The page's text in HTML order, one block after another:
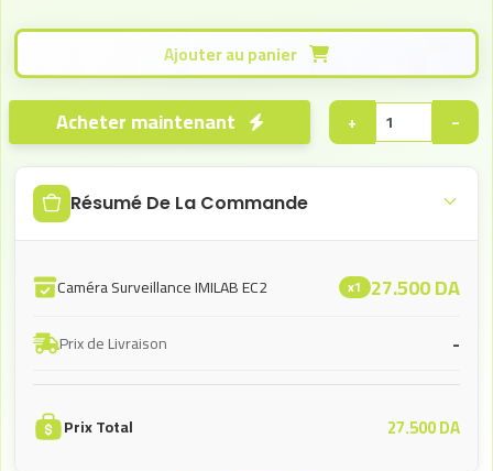
−
+
Résumé De La Commande
Caméra Surveillance IMILAB EC2 x1 27.500DA
Prix de Livraison -
Prix Total 27.500DA